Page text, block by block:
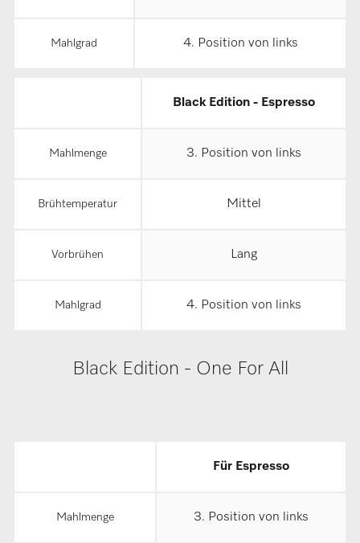
Mahlgrad 4. Position von links
Black Edition - Espresso
Mahlmenge 3. Position von links
Brühtemperatur Mittel
Vorbrühen Lang
Mahlgrad 4. Position von links
Black Edition - One For All
Für Espresso
Mahlmenge 3. Position von links